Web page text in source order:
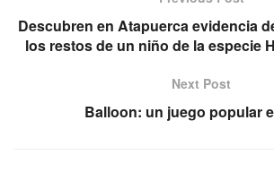
Descubren en Atapuerca evidencia
los restos de un niño de la especie
Next Post
Balloon: un juego popular